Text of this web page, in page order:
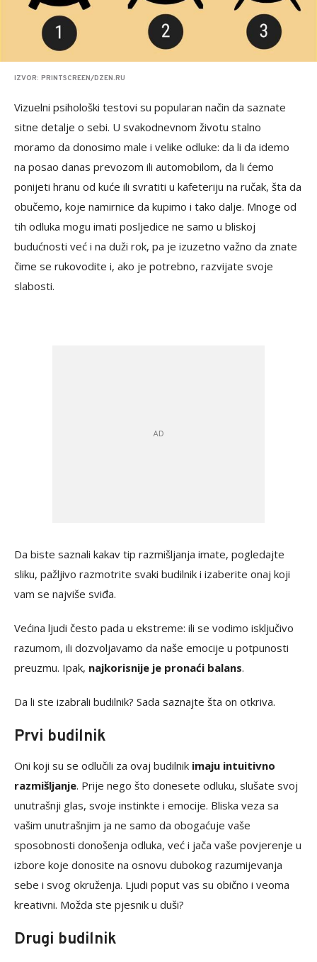
IZVOR: PRINTSCREEN/DZEN.RU
Vizuelni psihološki testovi su popularan način da saznate
sitne detalje o sebi. U svakodnevnom životu stalno
moramo da donosimo male i velike odluke: da li da idemo
na posao danas prevozom ili automobilom, da li ćemo
ponijeti hranu od kuće ili svratiti u kafeteriju na ručak, šta da
obučemo, koje namirnice da kupimo i tako dalje. Mnoge od
tih odluka mogu imati posljedice ne samo u bliskoj
budućnosti već i na duži rok, pa je izuzetno važno da znate
čime se rukovodite i, ako je potrebno, razvijate svoje
slabosti.
Da biste saznali kakav tip razmišljanja imate, pogledajte
sliku, pažljivo razmotrite svaki budilnik i izaberite onaj koji
vam se najviše sviđa.
Većina ljudi često pada u ekstreme: ili se vodimo isključivo
razumom, ili dozvoljavamo da naše emocije u potpunosti
preuzmu. Ipak, najkorisnije je pronaći balans.
Da li ste izabrali budilnik? Sada saznajte šta on otkriva.
Prvi budilnik
Oni koji su se odlučili za ovaj budilnik imaju intuitivno
razmišljanje. Prije nego što donesete odluku, slušate svoj
unutrašnji glas, svoje instinkte i emocije. Bliska veza sa
vašim unutrašnjim ja ne samo da obogaćuje vaše
sposobnosti donošenja odluka, već i jača vaše povjerenje u
izbore koje donosite na osnovu dubokog razumijevanja
sebe i svog okruženja. Ljudi poput vas su obično i veoma
kreativni. Možda ste pjesnik u duši?
Drugi budilnik